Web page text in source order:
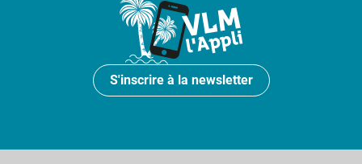
S'inscrire à la newsletter